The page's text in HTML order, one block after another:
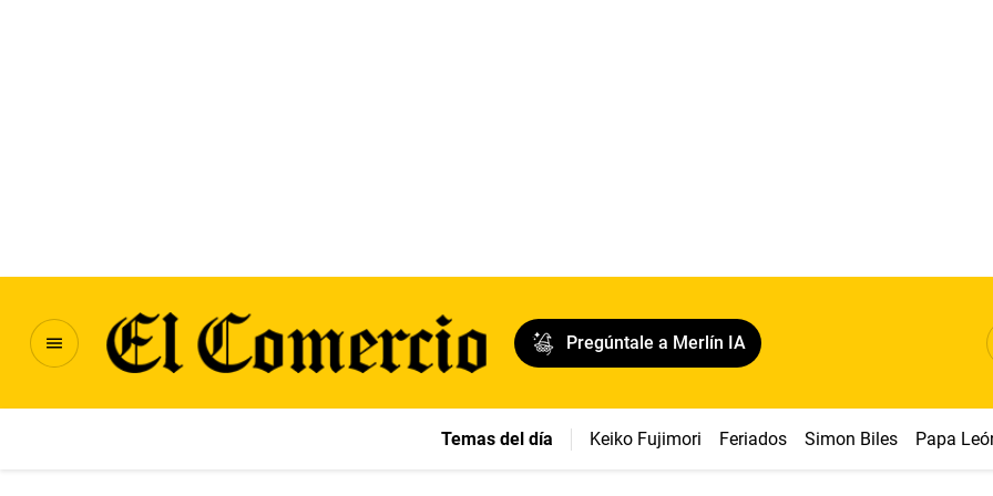
Pregúntale a Merlín IA
Temas del día Keiko Fujimori Feriados Simon Biles Papa